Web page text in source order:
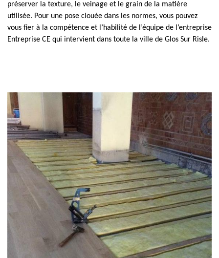
préserver la texture, le veinage et le grain de la matière
utilisée. Pour une pose clouée dans les normes, vous pouvez
vous fier à la compétence et l’habilité de l’équipe de l’entreprise
Entreprise CE qui intervient dans toute la ville de Glos Sur Risle.